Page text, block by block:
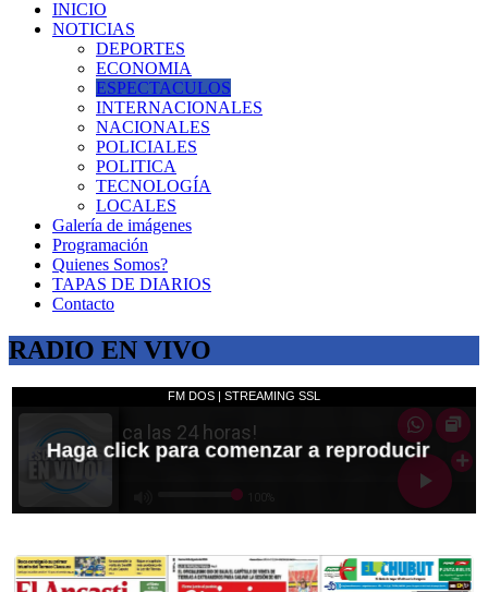
INICIO
NOTICIAS
DEPORTES
ECONOMIA
ESPECTACULOS
INTERNACIONALES
NACIONALES
POLICIALES
POLITICA
TECNOLOGÍA
LOCALES
Galería de imágenes
Programación
Quienes Somos?
TAPAS DE DIARIOS
Contacto
RADIO EN VIVO